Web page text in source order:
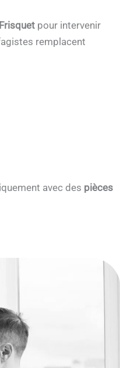
pour intervenir
remplacent
avec des pièces